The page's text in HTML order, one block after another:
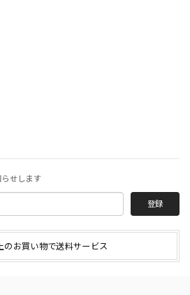
せします
登録
のお買い物で送料サービス